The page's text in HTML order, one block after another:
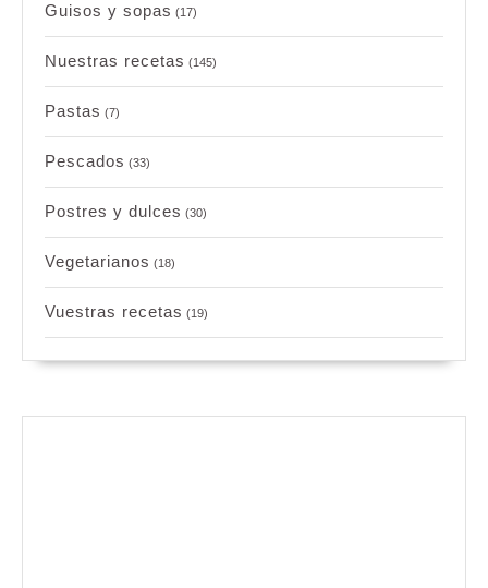
Guisos y sopas (17)
Nuestras recetas (145)
Pastas (7)
Pescados (33)
Postres y dulces (30)
Vegetarianos (18)
Vuestras recetas (19)